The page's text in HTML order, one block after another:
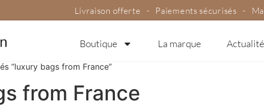
Livraison offerte - Paiements sécurisés -
Boutique La marque
“luxury bags from France”
from France